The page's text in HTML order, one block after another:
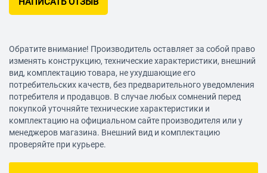
Обратите внимание! Производитель оставляет за собой право
изменять конструкцию, технические характеристики, внешний
вид, комплектацию товара, не ухудшающие его
потребительских качеств, без предварительного уведомления
потребителя и продавцов. В случае любых сомнений перед
покупкой уточняйте технические характеристики и
комплектацию на официальном сайте производителя или у
менеджеров магазина. Внешний вид и комплектацию
проверяйте при курьере.